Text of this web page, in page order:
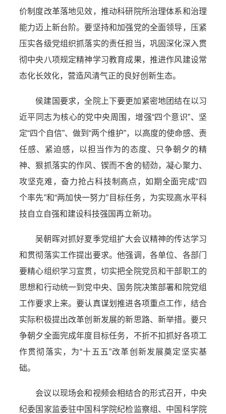
价制度改革落地见效，推动科研院所治理体系和治理
能力迈上新台阶。要坚持和加强党的全面领导，压紧
压实各级党组织抓落实的责任担当，巩固深化深入贯
彻中央八项规定精神学习教育成果，推进作风建设常
态化长效化，营造风清气正的良好创新生态。
侯建国要求，全院上下要更加紧密地团结在以习
近平同志为核心的党中央周围，增强“四个意识”、坚
定“四个自信”、做到“两个维护”，以高度的使命感、责
任感、紧迫感，以担当作为的态度、只争朝夕的精
神、狠抓落实的作风、锲而不舍的韧劲，凝心聚力、
攻坚克难，奋力抢占科技制高点，如期全面完成“四
个率先”和“两加快一努力”目标任务，为实现高水平科
技自立自强和建设科技强国再立新功。
吴朝晖对抓好夏季党组扩大会议精神的传达学习
和贯彻落实工作提出要求。他强调，各单位、各部门
要精心组织学习宣贯，切实把全院党员和干部职工的
思想和行动统一到党中央、国务院决策部署和院党组
工作要求上来。要认真谋划推进各项重点工作，结合
实际积极提出改革创新发展的新思路、新举措。要只
争朝夕全面完成年度目标任务，不折不扣抓好各项工
作贯彻落实，为“十五五”改革创新发展奠定坚实基
础。
会议以现场会和视频会相结合的形式召开，中央
纪委国家监委驻中国科学院纪检监察组、中国科学院